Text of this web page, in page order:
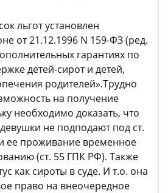
льгот установлен
от 21.12.1996 N 159-ФЗ (ред.
гарантиях по
детей-сирот и детей,
родителей».Трудно
на получение
необходимо доказать, что
не подподают под ст.
ее проживание временное
(ст. 55 ГПК РФ). Также
как сироты в суде. И т.о. она
право на внеочередное